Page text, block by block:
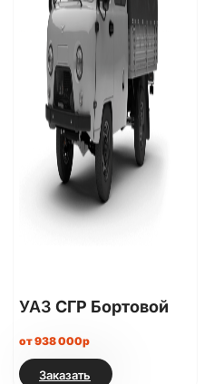
УАЗ СГР Бортовой
от 938 000р
Заказать